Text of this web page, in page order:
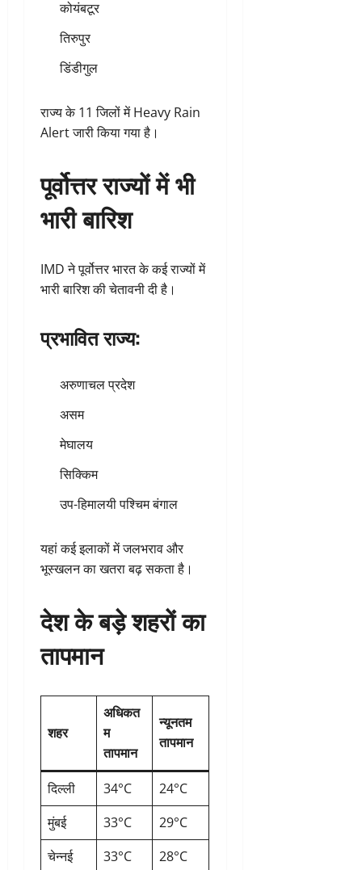
कोयंबटूर
तिरुपुर
डिंडीगुल
राज्य के 11 जिलों में Heavy Rain
Alert जारी किया गया है।
पूर्वोत्तर राज्यों में भी
भारी बारिश
IMD ने पूर्वोत्तर भारत के कई राज्यों में
भारी बारिश की चेतावनी दी है।
प्रभावित राज्य:
अरुणाचल प्रदेश
असम
मेघालय
सिक्किम
उप-हिमालयी पश्चिम बंगाल
यहां कई इलाकों में जलभराव और
भूस्खलन का खतरा बढ़ सकता है।
देश के बड़े शहरों का
तापमान
शहर
अधिकत
म
तापमान
न्यूनतम
तापमान
दिल्ली 34°C
24°C
मुंबई
33°C
29°C
चेन्नई
33°C
28°C